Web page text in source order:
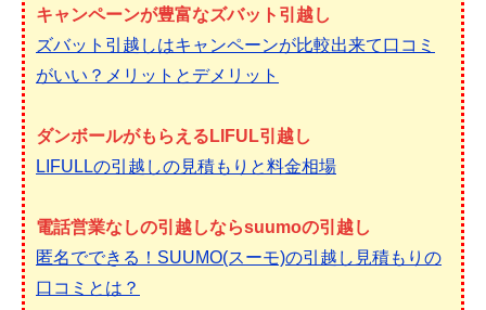
キャンペーンが豊富なズバット引越し
ズバット引越しはキャンペーンが比較出来て口コミ
がいい？メリットとデメリット
ダンボールがもらえるLIFUL引越し
LIFULLの引越しの見積もりと料金相場
電話営業なしの引越しならsuumoの引越し
匿名でできる！SUUMO(スーモ)の引越し見積もりの
口コミとは？